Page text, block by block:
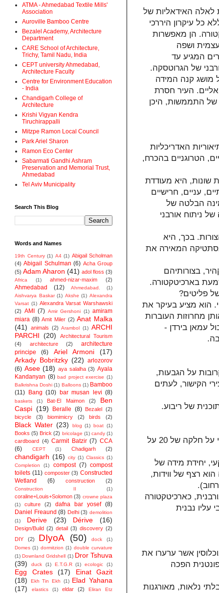
לאלה האידאליות של
כל עיקרון היררכי
הן מאפשרות
ושפה
המגיע עד
של הגרוטסקה.
מושג קנה המידה
העיר חסרת
התממשות, היכן
האדריכליות
הטרוגניים בהכרח,
שונות, היא מעודדת
עניים, חרישיים
הבלטה של
של ניתוח אורבני
בכך, היא
אסתטיקה המאירה את
בצורותיהם
בארכיטקטורה.
פליטים?
הוא מציע בעיקר את
מחרוזות העוברות
עמאן בירדן -
על הגבעות,
הקישור, לעתים
של ריבוע.
למחנה יחידת מידה בסיסית ומסוימת: ה"ווידה"- מחסה הבנוי על חלקה של 20 על
יחידת מידה של
רצף של ווידות,
כארכיטקטורה
עליו נבנית
אשר ערערו את
הפכה
נלאות, מאורגנות
ATMA - Ahmedabad Textile Mills'
Association
Auroville Bamboo Centre
Bezalel Academy, Architecture
Department
CARE School of Architecture,
Trichy, Tamil Nadu, India
CEPT university Ahmedabad,
Architecture Faculty
Centre for Environment Education
- India
Chandigarh College of
Architecture
Krishi Vigyan Kendra
Tiruchirappalli
Mitzpe Ramon Local Council
Park Ariel Sharon
Ramon Eco Center
Sabarmati Gandhi Ashram
Preservation and Memorial Trust,
Ahmedabad
Tel Aviv Municipality
Search This Blog
Words and Names
19th Century (1) A4 (1) Abigail Scholman
(4) Abigail Schulman (6) Acha Group
(5) Adam Aharon (41) adol floss (3)
Africa (1) ahmed-nizar-maxim (2)
Ahmedabad (12) Ahmedabad.
(1)
Aishvarya Baskar (1) Akshe (1) Alexandra
Varsat (1) Alexandra Varsat Warshawski
(2) AMI (7) Amir Gershoni (1) amiram
miara (8) Amit Miler (2) Anat Malka
(41)
animals (2) Arambol (1) ARCHI
PARCHI (20)
Architectural Tourism
(4)
architecture (2)
architecture
principe
(6) Ariel Armoni
(17)
Arkady Bobritzky (22) arlozorov
(6) Asee (18) aya salalha (3) Ayala
Kandanyan (8) bad project exercise (1)
Balkrishna Doshi (1) Balloons (1) Bamboo
(11)
Bang (10) bar musan levi (8)
baskets (1) Bat-El Maimon (2)
Ben
Caspi (19) Beralle (8) Bezalel (2)
bicycle
(3) biomimicry (2) birds (2)
Black Water (23) blog (1) boat (1)
Books (5) Brick (2) bricolage (1) candy (1)
cardboard (4) Carmit Batzir (7) CCA
(6)
CEPT (1) Chadigarh (2)
chandigarh (16) city (1) Classics (1)
Completion
(1) compost (7) compost
toilets (11) composter (3) Constructed
Wetland
(6) construction (2)
Construction II (1)
coraline+Louis+Solomon (3) crowne plaza
(1)
culture (2) dafna bar yosef (8)
Daniel Freaund (8) Delhi (3) demolition
(1)
Derive (23) Dérive (16)
Design/Build (2) detail (3) discovery (2)
DIY
(2) DIyoA (50) dock
(1)
Domes (1) dormitzion (1) double curvature
(1) Downland Gridshell (1) Dror Tshuva
(39)
duck (1) E.T.G.R (1) ecologic (1)
Egg Crates (17)
Einat Gazit
(18)
Ekh Tin Ekh (1) Elad Yahana
(17)
elastics (1) eldar (2)
Eliran Etz